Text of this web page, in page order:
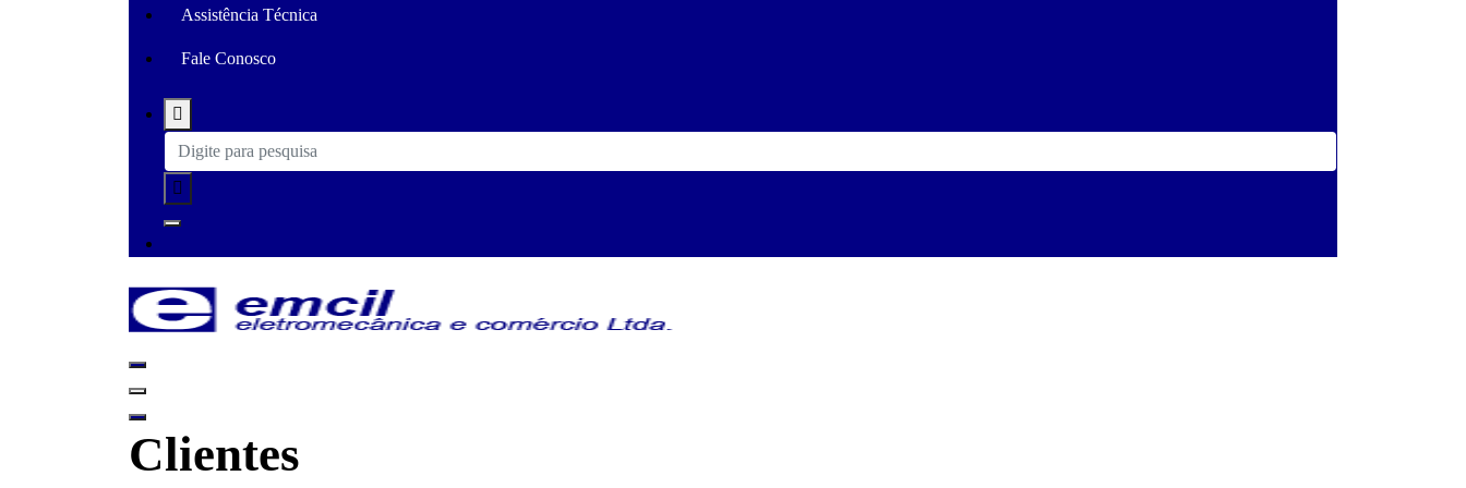
Assistência Técnica
Fale Conosco
Just another WordPress site
Clientes